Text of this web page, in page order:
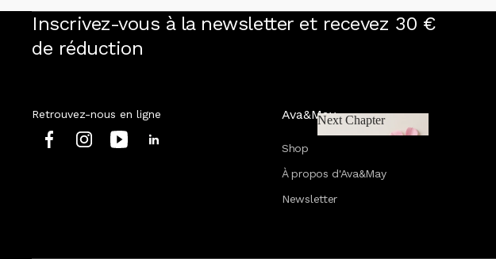
Tous les produits
Next Chapter
Inscrivez-vous à la newsletter et recevez 30 €
de réduction
Retrouvez-nous en ligne Ava&May
Shop
À propos d'Ava&May
Newsletter